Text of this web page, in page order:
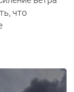
что